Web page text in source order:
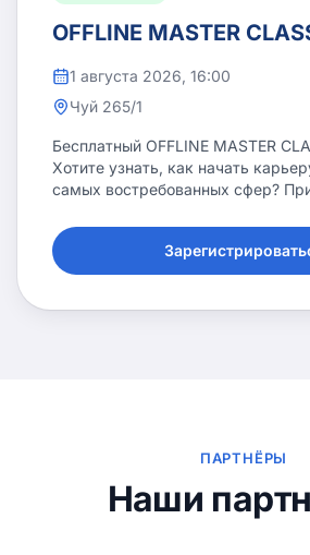
OFFLINE MASTER
1 августа 2026, 16:00
Чуй 265/1
Бесплатный OFFLINE MASTER
Хотите узнать, как начать
самых востребованных сфер? Приглашаем вас на
📌 На встрече вы узнаете: •
и Data востребованы уже
обучение в AI Academy; • какие
ПАРТНЁРЫ
Наши